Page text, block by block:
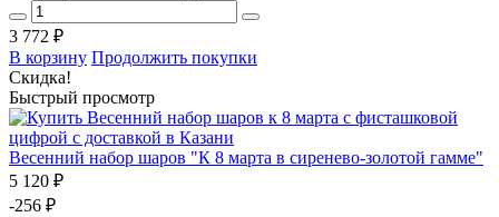
3 772 ₽
В корзину Продолжить покупки
Скидка!
Быстрый просмотр
Весенний набор шаров "К 8 марта в сиренево-золотой гамме"
5 120 ₽
-256 ₽